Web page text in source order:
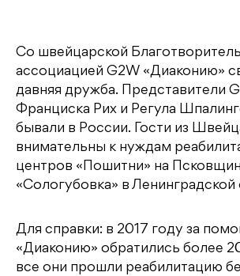
Со швейцарской
ассоциацией G2W «Диаконию»
давняя дружба. Представители
Франциска Рих и Регула
бывали в России. Гости из
внимательны к нуждам
центров «Пошитни» на
«Сологубовка» в Ленинградской
Для справки: в 2017 году за
«Диаконию» обратились более
все они прошли реабилитацию